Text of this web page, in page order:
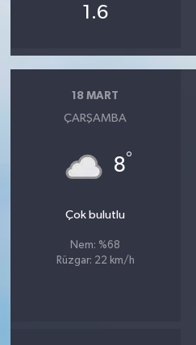
1.6
18 MART
ÇARŞAMBA
8°
Çok bulutlu
Nem: %68
Rüzgar: 22 km/h